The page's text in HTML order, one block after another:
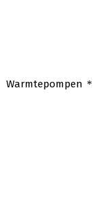
Warmtepompen